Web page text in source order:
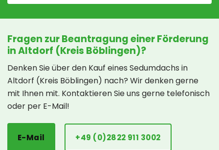
Fragen zur Beantragung einer Förderung
in Altdorf (Kreis Böblingen)?
Denken Sie über den Kauf eines Sedumdachs in
Altdorf (Kreis Böblingen) nach? Wir denken gerne
mit Ihnen mit. Kontaktieren Sie uns gerne telefonisch
oder per E-Mail!
E-Mail +49 (0)2822 911 3002